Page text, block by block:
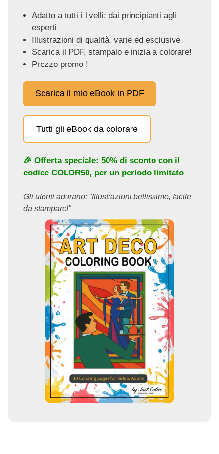
Adatto a tutti i livelli: dai principianti agli
esperti
Illustrazioni di qualità, varie ed esclusive
Scarica il PDF, stampalo e inizia a colorare!
Prezzo promo !
Scarica il mio eBook in PDF
Tutti gli eBook da colorare
🎉 Offerta speciale: 50% di sconto con il
codice COLOR50, per un periodo limitato
Gli utenti adorano: "Illustrazioni bellissime, facile
da stampare!"